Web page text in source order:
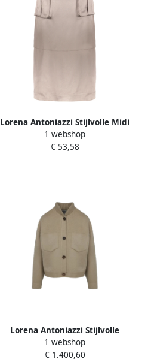
Lorena Antoniazzi Stijlvolle Midi
Rok met Zakken en Rits Beige
Dames
1 webshop
€ 53,58
Lorena Antoniazzi Stijlvolle
Wollen Jas voor Vrouwen Beige
Dames
1 webshop
€ 1.400,60